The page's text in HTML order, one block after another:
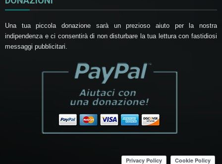
Una tua piccola donazione sarà un prezioso aiuto per la nostra
indipendenza e ci consentirà di non disturbare la tua lettura con fastidiosi
messaggi pubblicitari.